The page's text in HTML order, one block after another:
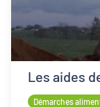
Les aides
Démarches